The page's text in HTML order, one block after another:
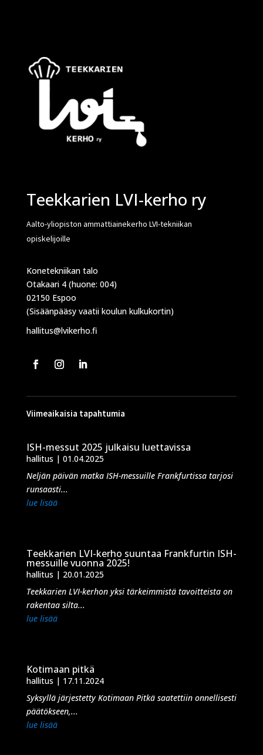
Teekkarien LVI-kerho ry
Aalto-yliopiston ammattiainekerho LVI-tekniikan
opiskelijoille
Konetekniikan talo
Otakaari 4 (huone: 004)
02150 Espoo
(Sisäänpääsy vaatii koulun kulkukortin)
hallitus@lvikerho.fi
Viimeaikaisia tapahtumia
ISH-messut 2025 julkaisu luettavissa
hallitus | 01.04.2025
Neljän päivän matka ISH-messuille Frankfurtissa tarjosi
runsaasti...
lue lisää
Teekkarien LVI-kerho suuntaa Frankfurtin ISH-
messuille vuonna 2025!
hallitus | 20.01.2025
Teekkarien LVI-kerhon yksi tärkeimmistä tavoitteista on
rakentaa silta...
lue lisää
Kotimaan pitkä
hallitus | 17.11.2024
Syksyllä järjestetty Kotimaan Pitkä saatettiin onnellisesti
päätökseen,...
lue lisää